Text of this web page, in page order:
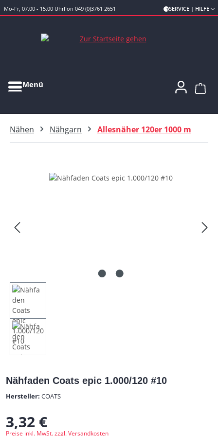
Zum Hauptinhalt springen
Mo-Fr, 07.00 - 15.00 UhrFon 049 (0)3761 2651 SERVICE | HILFE
Menü
Nähen Nähgarn Allesnäher 120er 1000 m
Bildergalerie überspringen
Nähfaden Coats epic 1.000/120 #10
Hersteller: COATS
Regulärer Preis:
3,32 €
Preise inkl. MwSt. zzgl. Versandkosten